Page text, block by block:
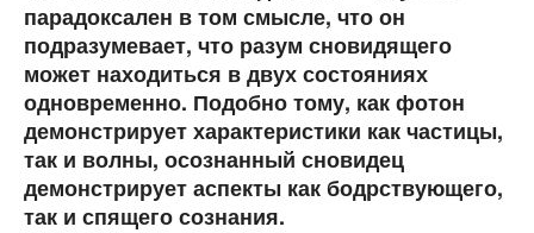
парадоксален в том смысле, что он
подразумевает, что разум сновидящего
может находиться в двух состояниях
одновременно. Подобно тому, как фотон
демонстрирует характеристики как частицы,
так и волны, осознанный сновидец
демонстрирует аспекты как бодрствующего,
так и спящего сознания.